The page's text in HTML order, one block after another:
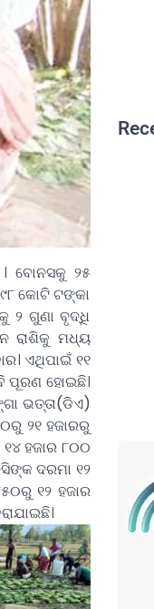
ବୋନସକୁ ୨୫
କୋଟି ଟଙ୍କା
୨ ଗୁଣା ବୃଦ୍ଧି
ରାଶିକୁ ମଧ୍ୟ
ଏଥିପାଇଁ ୧୧
ପୂରଣ ହୋଇଛି।
ଭତ୍ତା(ଡିଏ)
୨୧ ହଜାରରୁ
ହଜାର ୮୦୦
ଦରମା ୧୨
୧୨ ହଜାର